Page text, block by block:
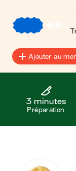
€€
Ajouter au
3 minutes
Préparation